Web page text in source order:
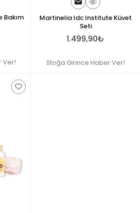
Ver!
Martinelia Idc Institute Küvet
Seti
1.499,90₺
Stoğa Girince Haber Ver!